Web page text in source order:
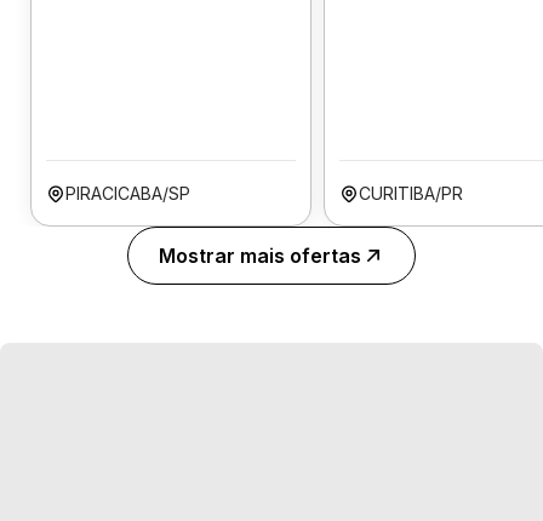
PIRACICABA/SP CURITIBA/PR
Mostrar mais ofertas